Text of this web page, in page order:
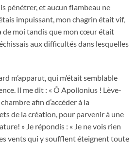
pénétrer, et aucun flambeau ne
impuissant, mon chagrin était vif,
de moi tandis que mon cœur était
aux difficultés dans lesquelles
m’apparut, qui m’était semblable
Il me dit : « Ô Apollonius ! Lève-
afin d’accéder à la
de la création, pour parvenir à une
» Je répondis : « Je ne vois rien
vents qui y soufflent éteignent toute